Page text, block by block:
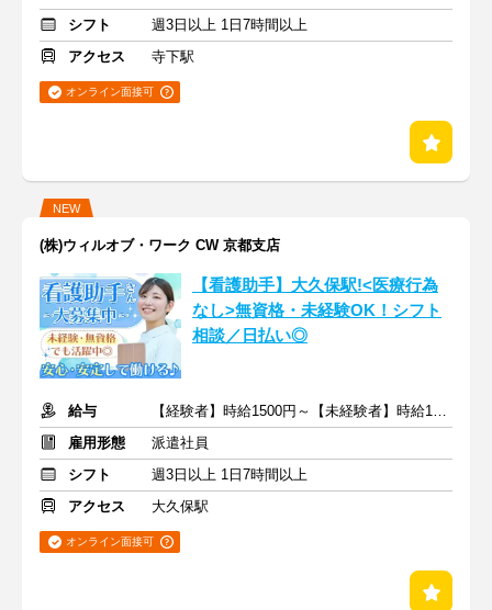
シフト
週3日以上 1日7時間以上
アクセス
寺下駅
オンライン面接可
NEW
(株)ウィルオブ・ワーク CW 京都支店
【看護助手】大久保駅!<医療行為
なし>無資格・未経験OK！シフト
相談／日払い◎
給与
【経験者】時給1500円～【未経験者】時給1400円～ ＋交通費
雇用形態
派遣社員
シフト
週3日以上 1日7時間以上
アクセス
大久保駅
オンライン面接可